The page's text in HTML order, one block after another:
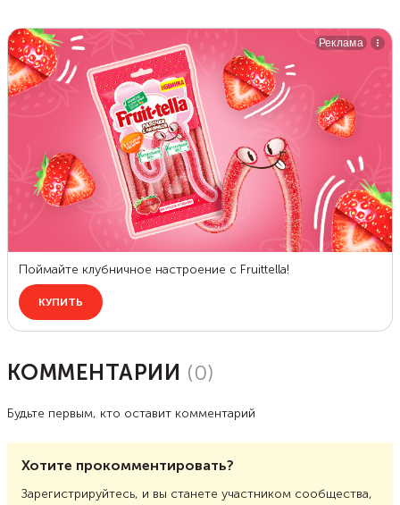
КОММЕНТАРИИ (0)
Будьте первым, кто оставит комментарий
Хотите прокомментировать?
Зарегистрируйтесь, и вы станете участником сообщества,